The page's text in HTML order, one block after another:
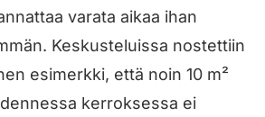
varata aikaa ihan
Keskusteluissa nostettiin
esimerkki, että noin 10 m²
kerroksessa ei